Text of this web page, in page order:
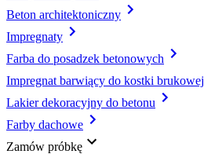
Beton architektoniczny
Impregnaty
Farba do posadzek betonowych
Impregnat barwiący do kostki brukowej
Lakier dekoracyjny do betonu
Farby dachowe
Zamów próbkę